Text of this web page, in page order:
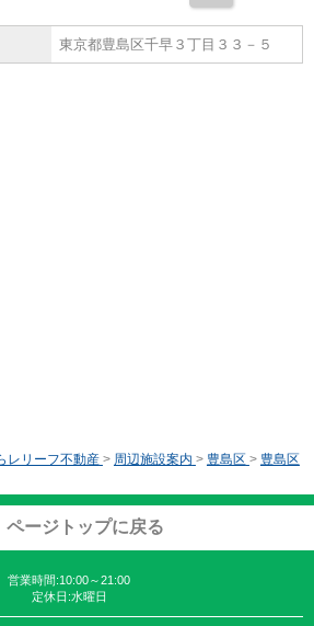
東京都豊島区千早３丁目３３－５
レリーフ不動産 > 周辺施設案内 > 豊島区 > 豊島区
ページトップに戻る
営業時間:10:00～21:00
定休日:水曜日